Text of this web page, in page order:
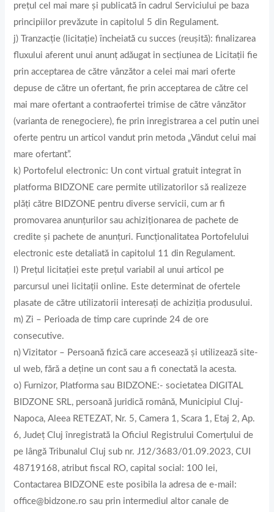
prețul cel mai mare și publicată în cadrul Serviciului pe baza
principiilor prevăzute in capitolul 5 din Regulament.
j) Tranzacţie (licitaţie) încheiată cu succes (reuşită): finalizarea
fluxului aferent unui anunţ adăugat in secţiunea de Licitaţii fie
prin acceptarea de către vânzător a celei mai mari oferte
depuse de către un ofertant, fie prin acceptarea de către cel
mai mare ofertant a contraofertei trimise de către vânzător
(varianta de renegociere), fie prin inregistrarea a cel putin unei
oferte pentru un articol vandut prin metoda „Vândut celui mai
mare ofertant”.
k) Portofelul electronic: Un cont virtual gratuit integrat în
platforma BIDZONE care permite utilizatorilor să realizeze
plăți către BIDZONE pentru diverse servicii, cum ar fi
promovarea anunțurilor sau achiziționarea de pachete de
credite și pachete de anunţuri. Funcționalitatea Portofelului
electronic este detaliată in capitolul 11 din Regulament.
l) Prețul licitației este prețul variabil al unui articol pe
parcursul unei licitații online. Este determinat de ofertele
plasate de către utilizatorii interesați de achiziția produsului.
m) Zi – Perioada de timp care cuprinde 24 de ore
consecutive.
n) Vizitator – Persoană fizică care accesează și utilizează site-
ul web, fără a deține un cont sau a fi conectată la acesta.
o) Furnizor, Platforma sau BIDZONE:- societatea DIGITAL
BIDZONE SRL, persoană juridică română, Municipiul Cluj-
Napoca, Aleea RETEZAT, Nr. 5, Camera 1, Scara 1, Etaj 2, Ap.
6, Judeţ Cluj înregistrată la Oficiul Registrului Comerțului de
pe lângă Tribunalul Cluj sub nr. J12/3683/01.09.2023, CUI
48719168, atribut fiscal RO, capital social: 100 lei,
Contactarea BIDZONE este posibila la adresa de e-mail:
office@bidzone.ro sau prin intermediul altor canale de